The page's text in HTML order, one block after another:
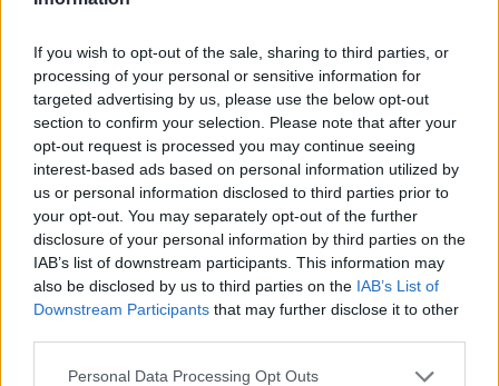
If you wish to opt-out of the sale, sharing to third parties, or
processing of your personal or sensitive information for
targeted advertising by us, please use the below opt-out
section to confirm your selection. Please note that after your
opt-out request is processed you may continue seeing
interest-based ads based on personal information utilized by
us or personal information disclosed to third parties prior to
your opt-out. You may separately opt-out of the further
disclosure of your personal information by third parties on the
IAB’s list of downstream participants. This information may
also be disclosed by us to third parties on the IAB’s List of
Downstream Participants that may further disclose it to other
Personal Data Processing Opt Outs
View this post on Instagram